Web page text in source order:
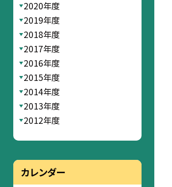
2020年度
2019年度
2018年度
2017年度
2016年度
2015年度
2014年度
2013年度
2012年度
カレンダー